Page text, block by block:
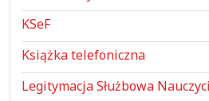
KSeF
Książka telefoniczna
Legitymacja Służbowa